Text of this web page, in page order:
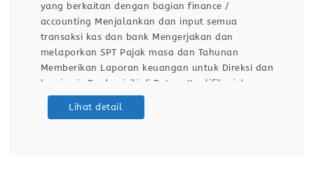
yang berkaitan dengan bagian finance /
accounting Menjalankan dan input semua
transaksi kas dan bank Mengerjakan dan
melaporkan SPT Pajak masa dan Tahunan
Memberikan Laporan keuangan untuk Direksi dan
komisaris Berdomisili di Batam Kualifikasi /
Persyaratan : Pengalaman min. 1 tahun
Lihat detail